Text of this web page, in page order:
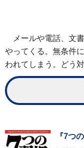
メールや電話、文
やってくる。無条件
われてしまう。どう
『7つ